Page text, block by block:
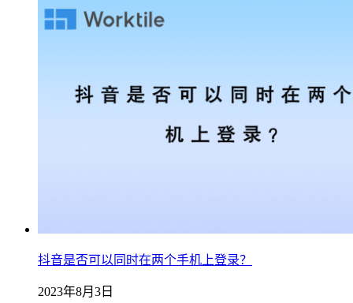
抖音是否可以同时在两个手机上登录？
2023年8月3日